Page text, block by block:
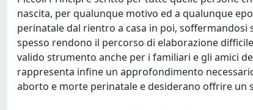
nascita, per qualunque motivo ed a qualunque
perinatale dal rientro a casa in poi,
spesso rendono il percorso di elaborazione
valido strumento anche per i familiari e gli amici
rappresenta infine un approfondimento
aborto e morte perinatale e desiderano offrire un